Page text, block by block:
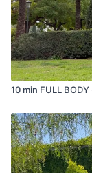
10 min FULL